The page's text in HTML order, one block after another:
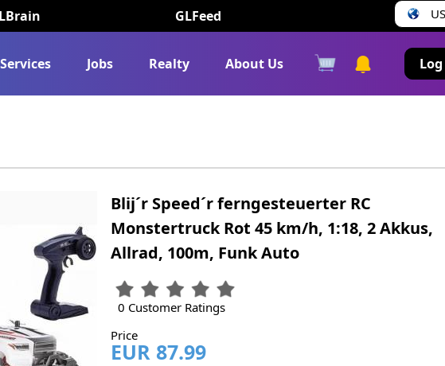
GLFeed US
Services Jobs Realty About Us
Blij´r Speed´r ferngesteuerter RC
Monstertruck Rot 45 km/h, 1:18, 2 Akkus,
Allrad, 100m, Funk Auto
0 Customer Ratings
Price
EUR 87.99